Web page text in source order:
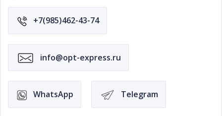
+7(985)462-43-74
info@opt-express.ru
WhatsApp Telegram